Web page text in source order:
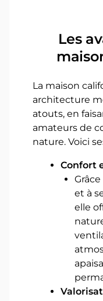
Les
La maison
architecture
atouts, en
amateurs de
nature. Voici
Confort
et à
elle